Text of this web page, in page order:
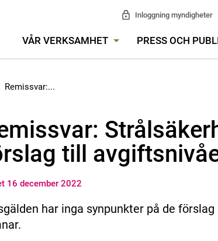
Inloggning myndigheter
VÅR VERKSAMHET PRESS OCH
Remissvar:...
till
16 december 2022
har inga synpunkter på de